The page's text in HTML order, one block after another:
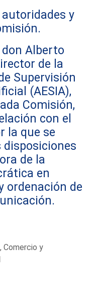
y
Alberto
de la
Supervisión
(AESIA),
Comisión,
con el
la que se
de la
en
ordenación de
Comercio y